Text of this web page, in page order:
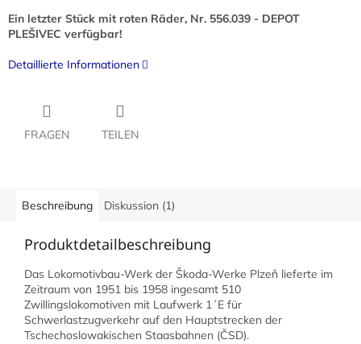
Ein letzter Stück mit roten Räder, Nr. 556.039 - DEPOT
PLEŠIVEC verfügbar!
Detaillierte Informationen
FRAGEN TEILEN
Beschreibung Diskussion (1)
Produktdetailbeschreibung
Das Lokomotivbau-Werk der Škoda-Werke Plzeň lieferte im
Zeitraum von 1951 bis 1958 ingesamt 510
Zwillingslokomotiven mit Laufwerk 1´E für
Schwerlastzugverkehr auf den Hauptstrecken der
Tschechoslowakischen Staasbahnen (ČSD).